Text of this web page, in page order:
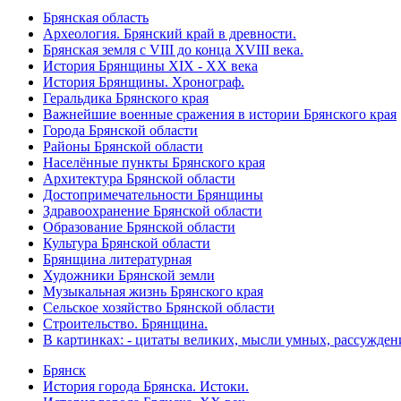
Брянская область
Археология. Брянский край в древности.
Брянская земля с VIII до конца XVIII века.
История Брянщины XIX - XX века
История Брянщины. Хронограф.
Геральдика Брянского края
Важнейшие военные сражения в истории Брянского края
Города Брянской области
Районы Брянской области
Населённые пункты Брянского края
Архитектура Брянской области
Достопримечательности Брянщины
Здравоохранение Брянской области
Образование Брянской области
Культура Брянской области
Брянщина литературная
Художники Брянской земли
Музыкальная жизнь Брянского края
Сельское хозяйство Брянской области
Строительство. Брянщина.
В картинках: - цитаты великих, мысли умных,
Брянск
История города Брянска. Истоки.